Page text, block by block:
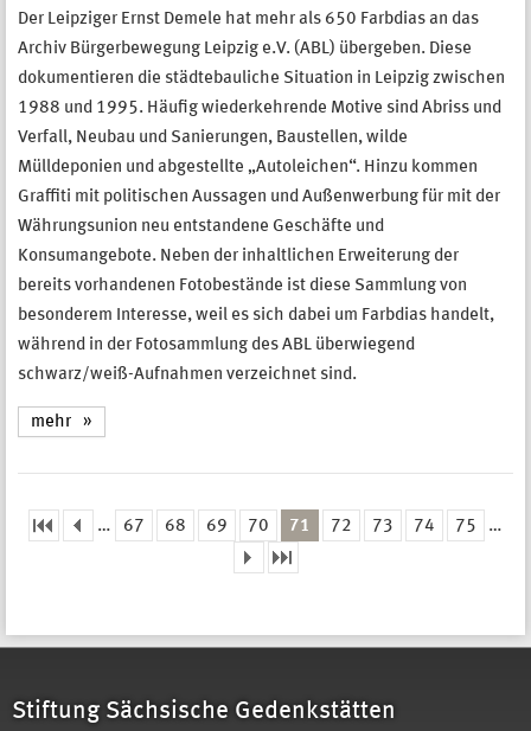
Der Leipziger Ernst Demele hat mehr als 650 Farbdias an das
Archiv Bürgerbewegung Leipzig e.V. (ABL) übergeben. Diese
dokumentieren die städtebauliche Situation in Leipzig zwischen
1988 und 1995. Häufig wiederkehrende Motive sind Abriss und
Verfall, Neubau und Sanierungen, Baustellen, wilde
Mülldeponien und abgestellte „Autoleichen“. Hinzu kommen
Graffiti mit politischen Aussagen und Außenwerbung für mit der
Währungsunion neu entstandene Geschäfte und
Konsumangebote. Neben der inhaltlichen Erweiterung der
bereits vorhandenen Fotobestände ist diese Sammlung von
besonderem Interesse, weil es sich dabei um Farbdias handelt,
während in der Fotosammlung des ABL überwiegend
schwarz/weiß-Aufnahmen verzeichnet sind.
mehr
… 67 68 69 70 71 72 73 74 75 …
Stiftung Sächsische Gedenkstätten